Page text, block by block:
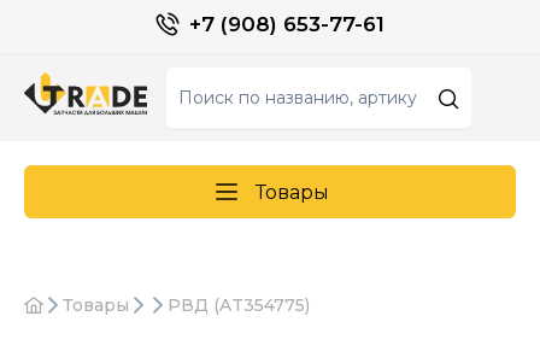
+7 (908) 653-77-61
Товары
Товары РВД (AT354775)